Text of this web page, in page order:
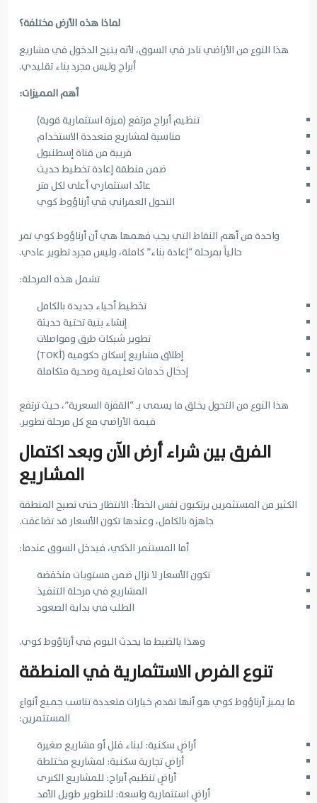
لماذا هذه الأرض مختلفة؟
هذا النوع من الأراضي نادر في السوق، لأنه يتيح الدخول في مشاريع
أبراج وليس مجرد بناء تقليدي.
أهم المميزات:
تنظيم أبراج مرتفع (ميزة استثمارية قوية)
مناسبة لمشاريع متعددة الاستخدام
قريبة من قناة إسطنبول
ضمن منطقة إعادة تخطيط حديث
عائد استثماري أعلى لكل متر
التحول العمراني في أرناؤوط كوي
واحدة من أهم النقاط التي يجب فهمها هي أن أرناؤوط كوي تمر
حالياً بمرحلة “إعادة بناء” كاملة، وليس مجرد تطوير عادي.
تشمل هذه المرحلة:
تخطيط أحياء جديدة بالكامل
إنشاء بنية تحتية حديثة
تطوير شبكات طرق ومواصلات
إطلاق مشاريع إسكان حكومية (TOKİ)
إدخال خدمات تعليمية وصحية متكاملة
هذا النوع من التحول يخلق ما يسمى بـ “القفزة السعرية”، حيث ترتفع
قيمة الأراضي مع كل مرحلة تطوير.
الفرق بين شراء أرض الآن وبعد اكتمال
المشاريع
الكثير من المستثمرين يرتكبون نفس الخطأ: الانتظار حتى تصبح المنطقة
جاهزة بالكامل، وعندها تكون الأسعار قد تضاعفت.
أما المستثمر الذكي، فيدخل السوق عندما:
تكون الأسعار لا تزال ضمن مستويات منخفضة
المشاريع في مرحلة التنفيذ
الطلب في بداية الصعود
وهذا بالضبط ما يحدث اليوم في أرناؤوط كوي.
تنوع الفرص الاستثمارية في المنطقة
ما يميز أرناؤوط كوي هو أنها تقدم خيارات متعددة تناسب جميع أنواع
المستثمرين:
أراضٍ سكنية: لبناء فلل أو مشاريع صغيرة
أراضٍ تجارية سكنية: لمشاريع مختلطة
أراضٍ تنظيم أبراج: للمشاريع الكبرى
أراضٍ استثمارية واسعة: للتطوير طويل الأمد